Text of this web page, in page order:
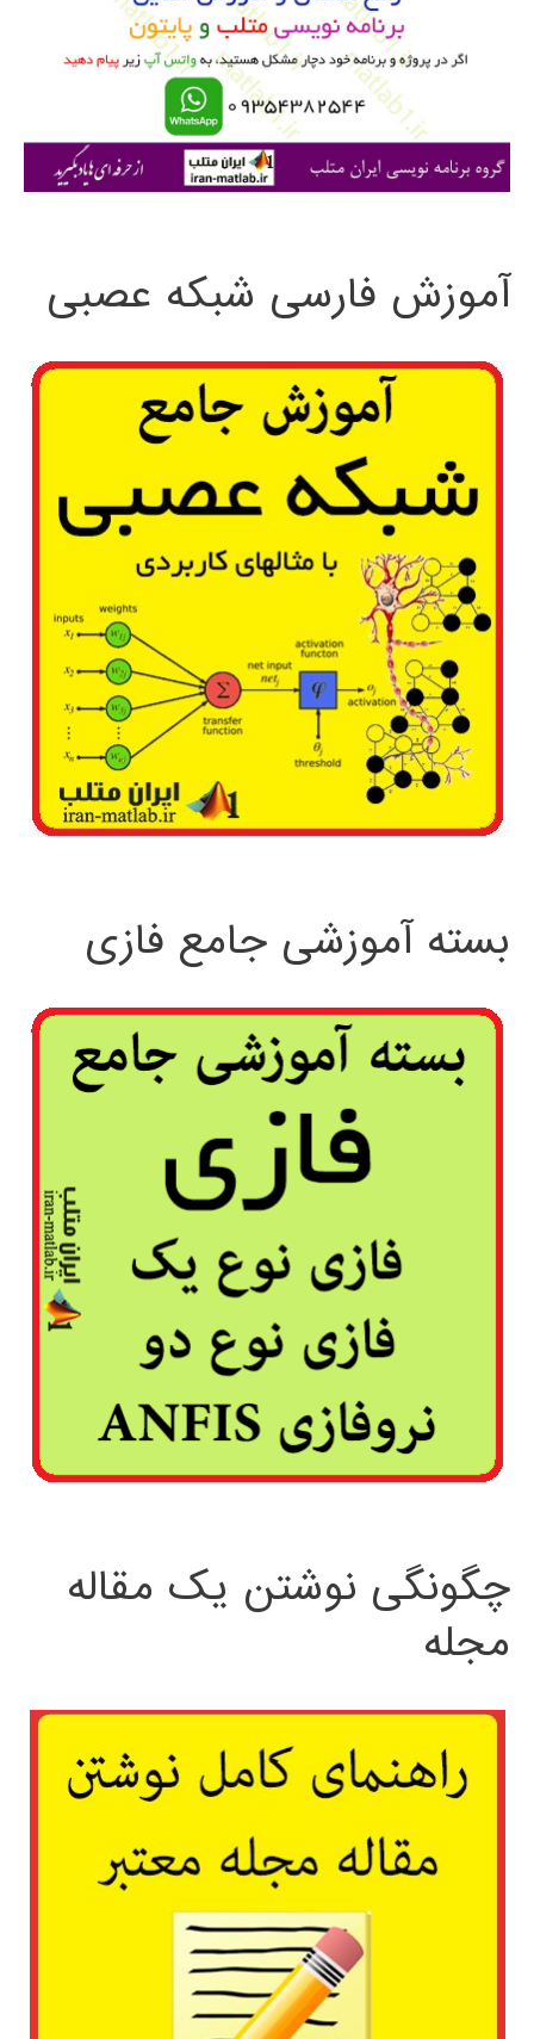
ی
آموزش فارسی شبکه عصبی
بسته آموزشی جامع فازی
چگونگی نوشتن یک مقاله
مجله